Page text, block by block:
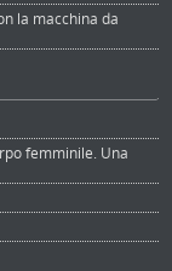
la macchina da
femminile. Una